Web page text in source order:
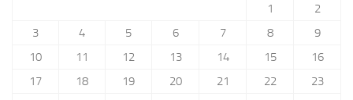
1
2
3
4 5 6 7 8
9
10
11 12 13 14 15
16
17
18 19 20 21 22
23